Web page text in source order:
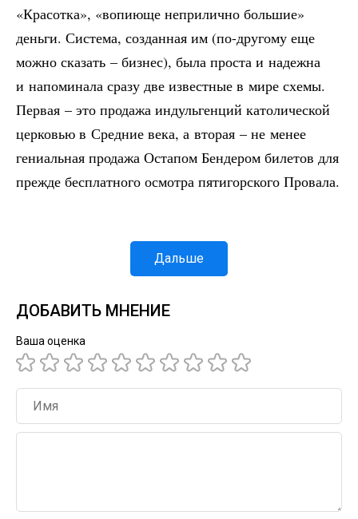
«Красотка», «вопиюще неприлично большие»
деньги. Система, созданная им (по-другому еще
можно сказать – бизнес), была проста и надежна
и напоминала сразу две известные в мире схемы.
Первая – это продажа индульгенций католической
церковью в Средние века, а вторая – не менее
гениальная продажа Остапом Бендером билетов для
прежде бесплатного осмотра пятигорского Провала.
Дальше
ДОБАВИТЬ МНЕНИЕ
Ваша оценка